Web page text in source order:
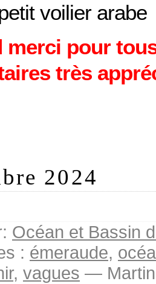
voilier arabe
merci pour
très
2024
Océan et Bassin
: émeraude,
, vagues —